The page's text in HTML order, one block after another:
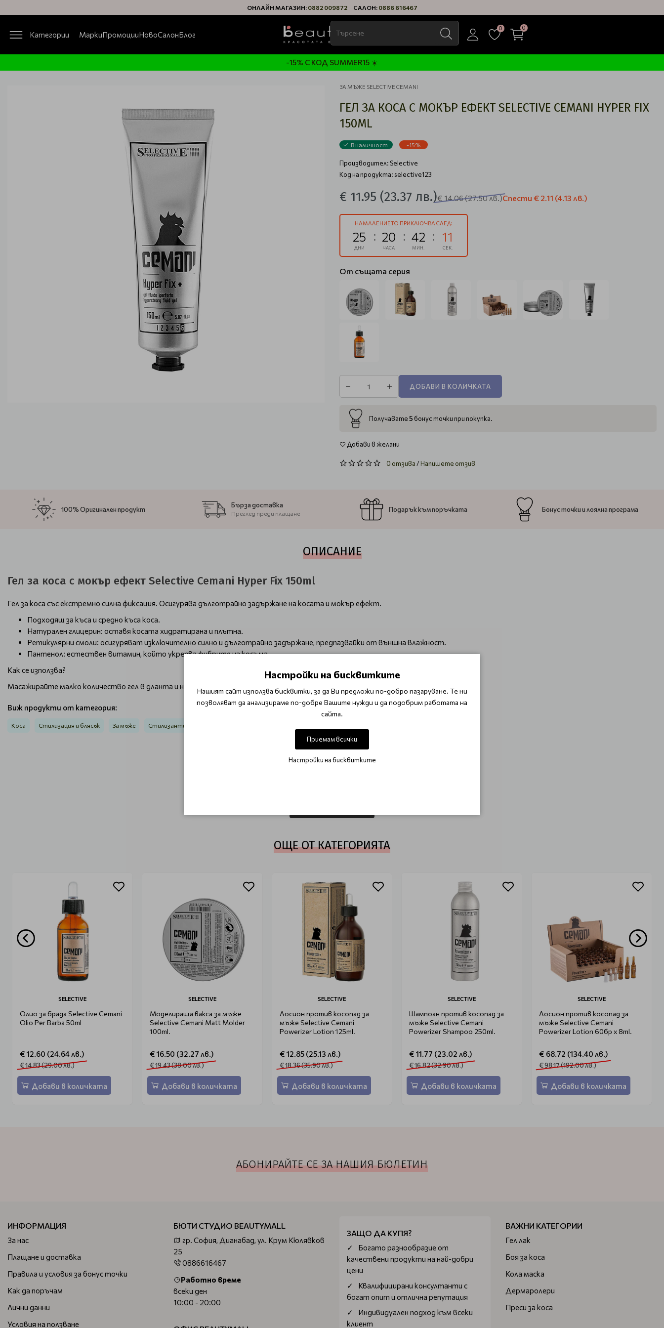
ОНЛАЙН МАГАЗИН: 0882 009872 САЛОН: 0886 616467
Категории МаркиПромоцииНовоСалонБлог
0 0
-15% С КОД SUMMER15 ☀️
ЗА МЪЖЕ SELECTIVE CEMANI
ГЕЛ ЗА КОСА С МОКЪР ЕФЕКТ SELECTIVE CEMANI HYPER FIX
150ML
В наличност -15%
Производител: Selective
Код на продукта: selective123
€ 11.95 (23.37 лв.)€ 14.06(27.50 лв.)Спести € 2.11 (4.13 лв.)
НАМАЛЕНИЕТО ПРИКЛЮЧВА СЛЕД:
25
ДНИ
20
ЧАСА
42
МИН.
10
СЕК.
От същата серия
ДОБАВИ В КОЛИЧКАТА
Получавате5 бонус точки при покупка.
Добави в желани
0 отзива/Напишете отзив
100% Оригинален продукт
Бърза доставка
Преглед преди плащане
Подарък към поръчката Бонус точки и лоялна програма
ОПИСАНИЕ
Гел за коса с мокър ефект Selective Cemani Hyper Fix 150ml
Гел за коса със екстремно силна фиксация. Осигурява дълготрайно задържане на косата и мокър ефект.
Подходящ за къса и средно къса коса.
Натурален глицерин: оставя косата хидратирана и плътна.
Ретикулярни смоли: осигуряват изключително силно и дълготрайно задържане, предпазвайки от външна влажност.
Пантенол: естествен витамин, който укрепва фибрите на косъма.
Как се използва?
Масажирайте малко количество гел в дланта и нанесете върху суха или влажна коса, в зависимост от желаната визия.
Виж продукти от категория:
Коса Стилизация и блясък За мъже Стилизанти
ОТЗИВИ (0)
ОЩЕ ОТ КАТЕГОРИЯТА
SELECTIVE
Олио за брада Selective Cemani
Olio Per Barba 50ml
€ 12.60 (24.64 лв.)
€ 14.83 (29.00 лв.)
Добави в количката
SELECTIVE
Моделираща вакса за мъже
Selective Cemani Matt Molder
100ml.
€ 16.50 (32.27 лв.)
€ 19.43 (38.00 лв.)
Добави в количката
SELECTIVE
Лосион против косопад за
мъже Selective Cemani
Powerizer Lotion 125ml.
€ 12.85 (25.13 лв.)
€ 18.36 (35.90 лв.)
Добави в количката
SELECTIVE
Шампоан против косопад за
мъже Selective Cemani
Powerizer Shampoo 250ml.
€ 11.77 (23.02 лв.)
€ 16.82 (32.90 лв.)
Добави в количката
SELECTIVE
Лосион против косопад за
мъже Selective Cemani
Powerizer Lotion 60бр х 8ml.
€ 68.72 (134.40 лв.)
€ 98.17 (192.00 лв.)
Добави в количката
АБОНИРАЙТЕ СЕ ЗА НАШИЯ БЮЛЕТИН
ИНФОРМАЦИЯ
За нас
Плащане и доставка
Правила и условия за бонус точки
Как да поръчам
Лични данни
Условия на ползване
БЮТИ СТУДИО BEAUTYMALL
гр. София, Дианабад, ул. Крум Кюлявков
25
0886616467
Работно време
всеки ден
10:00 - 20:00
ЗАЩО ДА КУПЯ?
Богатo разнообразие от
качествени продукти на най-добри
цени
Квалифицирани консултанти с
богат опит и отлична репутация
Индивидуален подход към всеки
клиент
ВАЖНИ КАТЕГОРИИ
Гел лак
Боя за коса
Кола маска
Дермаролери
Преси за коса
Настройки на бисквитките
Нашият сайт използва бисквитки, за да Ви предложи по-добро пазаруване. Те ни
позволяват да анализираме по-добре Вашите нужди и да подобрим работата на
сайта.
Приемам всички
Настройки на бисквитките